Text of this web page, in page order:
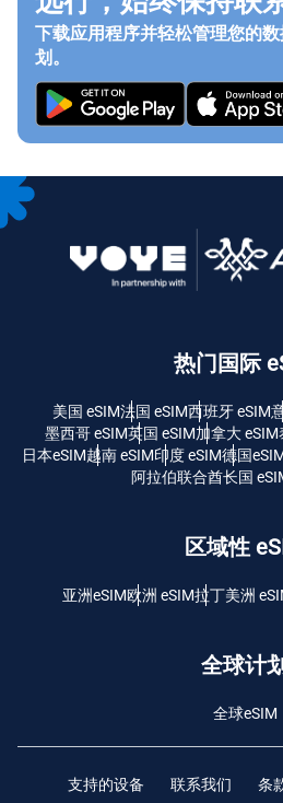
下载应用程序并轻松管理您的
划。
热门国际
美国 eSIM法国 eSIM西班牙 eSIM
墨西哥 eSIM英国 eSIM加拿大 eSIM
日本eSIM越南 eSIM印度 eSIM德国
阿拉伯联合酋长国
区域性
亚洲eSIM欧洲 eSIM拉丁美洲
全球计划
全球eSIM
支持的设备 联系我们 条